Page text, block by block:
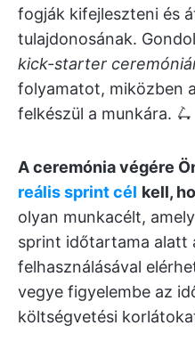
fogják kifejleszteni és
tulajdonosának.
kick-starter
folyamatot, miközben
felkészül a munkára. 🛴
A ceremónia végére
reális sprint cél kell,
olyan munkacélt,
sprint időtartama alatt
felhasználásával
vegye figyelembe az
költségvetési